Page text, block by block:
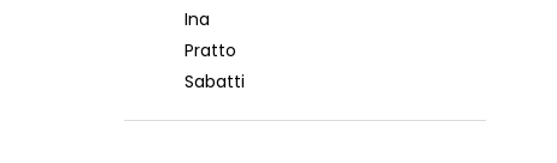
Ina
Pratto
Sabatti